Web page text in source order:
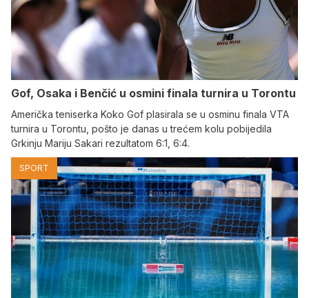
Gof, Osaka i Benčić u osmini finala turnira u Torontu
Američka teniserka Koko Gof plasirala se u osminu finala VTA
turnira u Torontu, pošto je danas u trećem kolu pobijedila
Grkinju Mariju Sakari rezultatom 6:1, 6:4.
SPORT